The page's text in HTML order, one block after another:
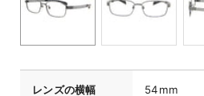
レンズの横幅 54mm